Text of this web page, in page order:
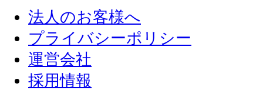
法人のお客様へ
プライバシーポリシー
運営会社
採用情報